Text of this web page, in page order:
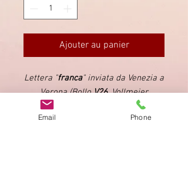
Ajouter au panier
Lettera "franca" inviata da Venezia a
Verona (BolloV26, Vollmeier
Repubblica di Venezia Cataloghi).
Ufficio postale di Verona in Venezia.
Email Phone